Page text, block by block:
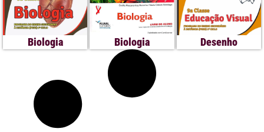
Biologia Biologia Desenho